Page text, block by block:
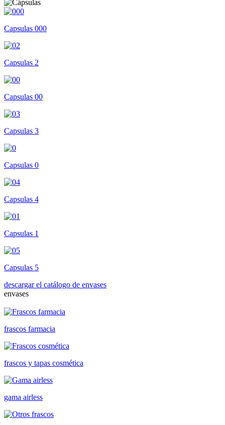
Capsulas 000
Capsulas 2
Capsulas 00
Capsulas 3
Capsulas 0
Capsulas 4
Capsulas 1
Capsulas 5
descargar el catálogo de envases
envases
frascos farmacia
frascos y tapas cosmética
gama airless